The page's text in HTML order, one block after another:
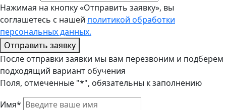
Нажимая на кнопку «Отправить заявку», вы
соглашетесь с нашей политикой обработки
персональных данных.
Отправить заявку
После отправки заявки мы вам перезвоним и подберем
подходящий вариант обучения
Поля, отмеченные "*", обязательны к заполнению
Имя*